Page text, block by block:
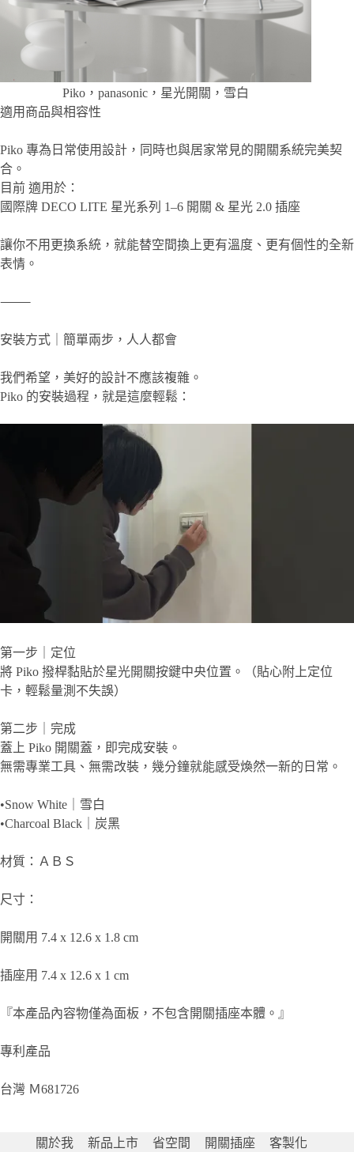
Piko，panasonic，星光開關，雪白
適用商品與相容性
Piko 專為日常使用設計，同時也與居家常見的開關系統完美契
合。
目前 適用於：
國際牌 DECO LITE 星光系列 1–6 開關 & 星光 2.0 插座
讓你不用更換系統，就能替空間換上更有溫度、更有個性的全新
表情。
⸻
安裝方式｜簡單兩步，人人都會
我們希望，美好的設計不應該複雜。
Piko 的安裝過程，就是這麼輕鬆：
第一步｜定位
將 Piko 撥桿黏貼於星光開關按鍵中央位置。（貼心附上定位
卡，輕鬆量測不失誤）
第二步｜完成
蓋上 Piko 開關蓋，即完成安裝。
無需專業工具、無需改裝，幾分鐘就能感受煥然一新的日常。
•Snow White｜雪白
•Charcoal Black｜炭黑
材質：ＡＢＳ
尺寸：
開關用 7.4 x 12.6 x 1.8 cm
插座用 7.4 x 12.6 x 1 cm
『本產品內容物僅為面板，不包含開關插座本體。』
專利產品
台灣 Ｍ681726
關於我 新品上市 省空間 開關插座
客製化